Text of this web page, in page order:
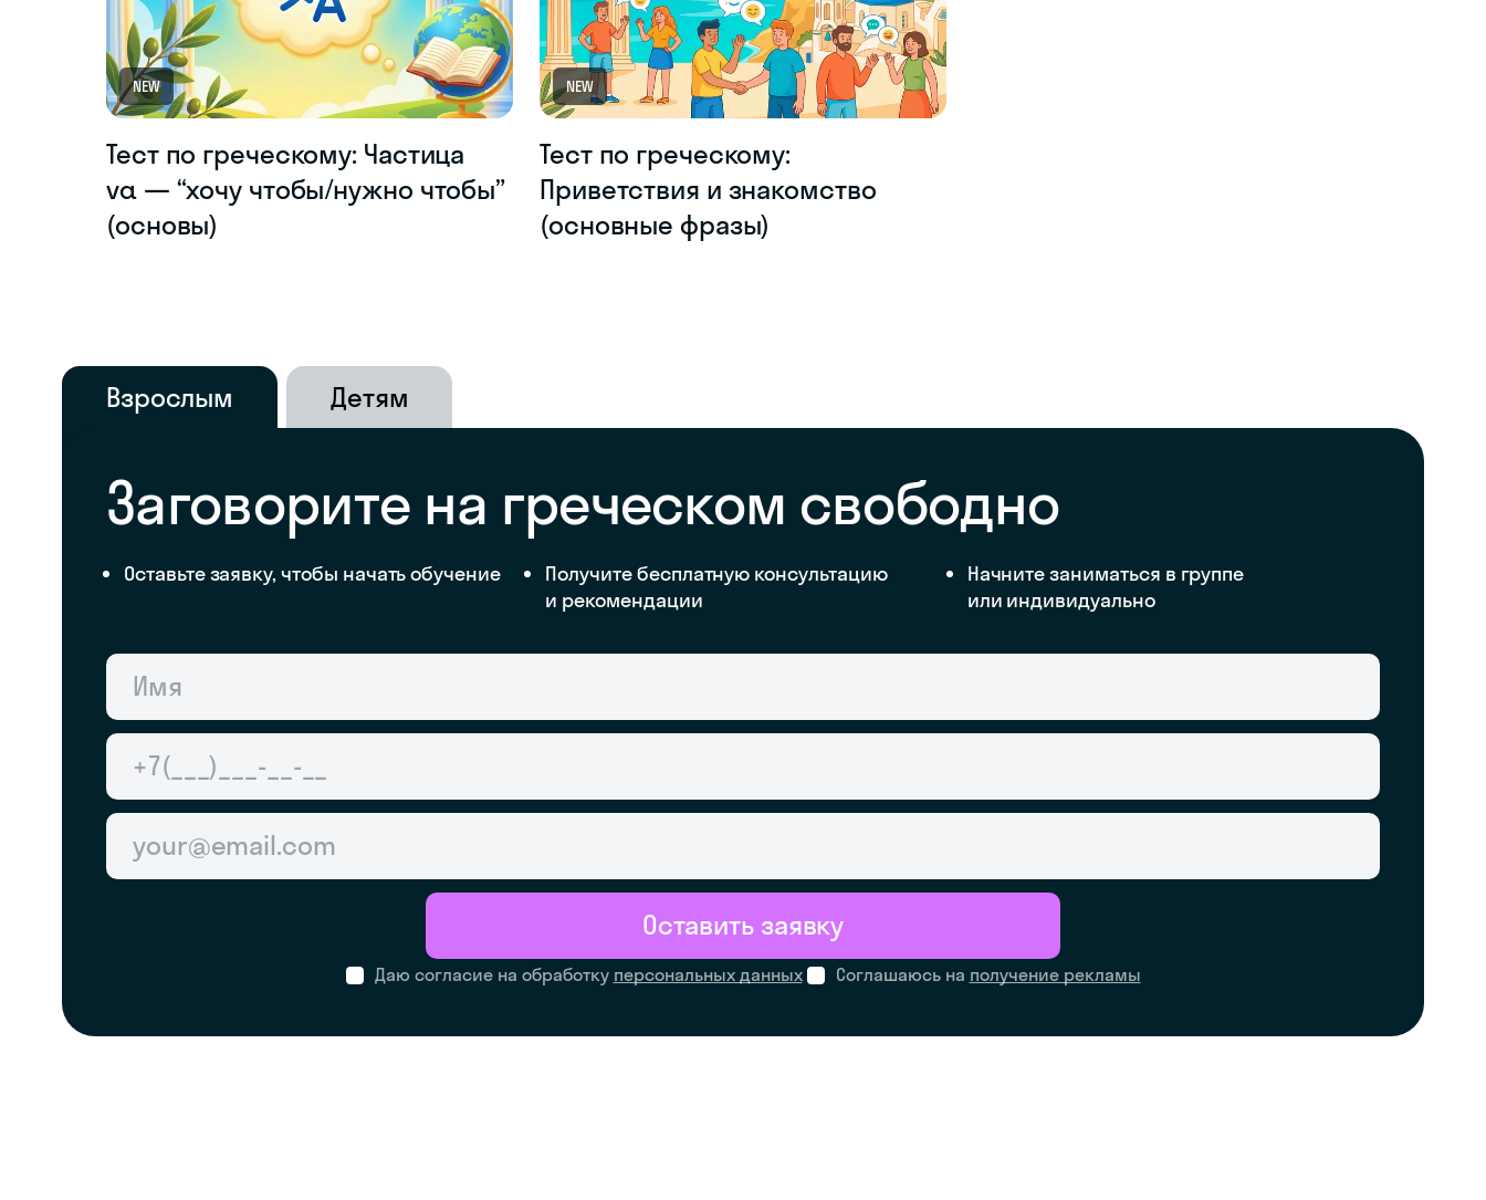
NEW
Тест по греческому: Частица
να — “хочу чтобы/нужно чтобы”
(основы)
NEW
Тест по греческому:
Приветствия и знакомство
(основные фразы)
Взрослым Детям
Заговорите на греческом свободно
Оставьте заявку, чтобы начать обучение
Получите бесплатную консультацию
и рекомендации
Начните заниматься в группе
или индивидуально
Даю согласие на обработку персональных данных Соглашаюсь на получение рекламы
Оставить заявку